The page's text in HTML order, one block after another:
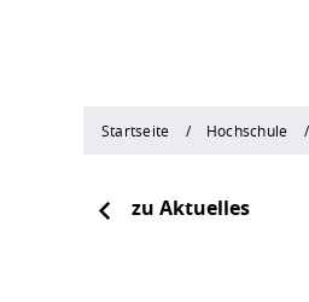
Startseite Hochschule
zu Aktuelles